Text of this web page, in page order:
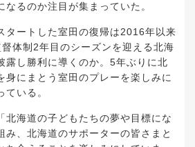
なるのか注目が集まっていた。
タートした室田の復帰は2016年以来
体制2年目のシーズンを迎える北海
露し勝利に導くのか。5年ぶりに北
身にまとう室田のプレーを楽しみに
いる。
北海道の子どもたちの夢や目標にな
み、北海道のサポーターの皆さまと